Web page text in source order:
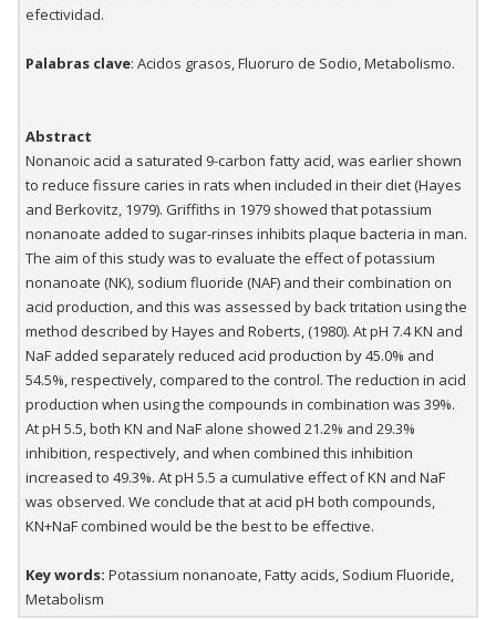
efectividad.
Palabras clave: Acidos grasos, Fluoruro de Sodio, Metabolismo.
Abstract
Nonanoic acid a saturated 9-carbon fatty acid, was earlier shown
to reduce fissure caries in rats when included in their diet (Hayes
and Berkovitz, 1979). Griffiths in 1979 showed that potassium
nonanoate added to sugar-rinses inhibits plaque bacteria in man.
The aim of this study was to evaluate the effect of potassium
nonanoate (NK), sodium fluoride (NAF) and their combination on
acid production, and this was assessed by back tritation using the
method described by Hayes and Roberts, (1980). At pH 7.4 KN and
NaF added separately reduced acid production by 45.0% and
54.5%, respectively, compared to the control. The reduction in acid
production when using the compounds in combination was 39%.
At pH 5.5, both KN and NaF alone showed 21.2% and 29.3%
inhibition, respectively, and when combined this inhibition
increased to 49.3%. At pH 5.5 a cumulative effect of KN and NaF
was observed. We conclude that at acid pH both compounds,
KN+NaF combined would be the best to be effective.
Key words: Potassium nonanoate, Fatty acids, Sodium Fluoride,
Metabolism